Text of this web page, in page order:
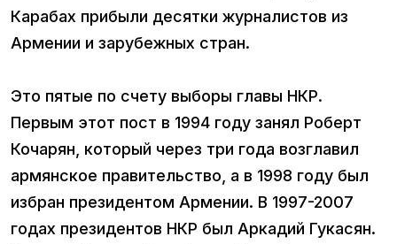
Карабах прибыли десятки журналистов из
Армении и зарубежных стран.
Это пятые по счету выборы главы НКР.
Первым этот пост в 1994 году занял Роберт
Кочарян, который через три года возглавил
армянское правительство, а в 1998 году был
избран президентом Армении. В 1997-2007
годах президентов НКР был Аркадий Гукасян.